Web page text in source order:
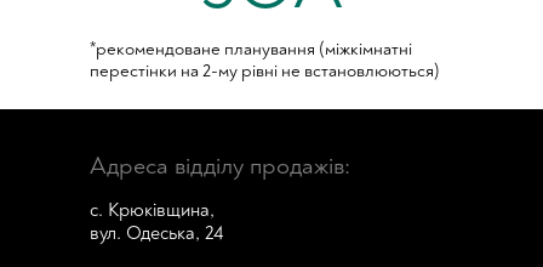
*рекомендоване планування (міжкімнатні
перестінки на 2-му рівні не встановлюються)
Адреса відділу продажів:
c. Крюківщина,
вул. Одеська, 24